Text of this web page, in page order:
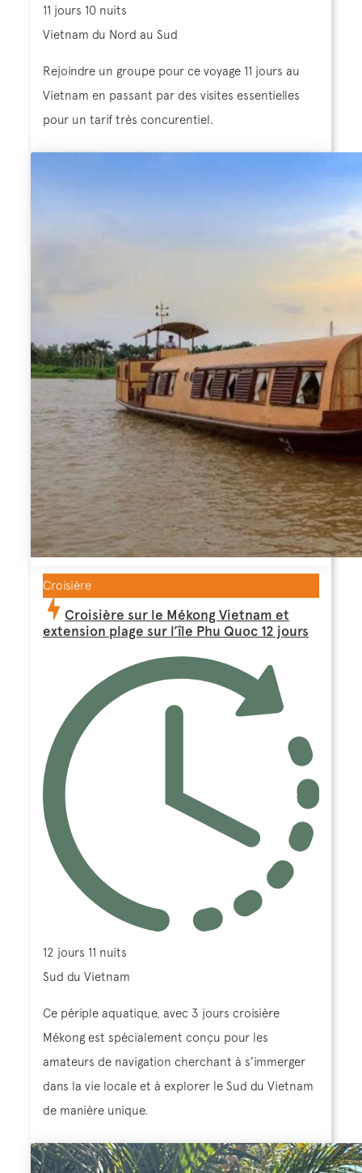
11 jours 10 nuits
Vietnam du Nord au Sud
Rejoindre un groupe pour ce voyage 11 jours au
Vietnam en passant par des visites essentielles
pour un tarif très concurentiel.
Croisière
Croisière sur le Mékong Vietnam et
extension plage sur l’île Phu Quoc 12 jours
12 jours 11 nuits
Sud du Vietnam
Ce périple aquatique, avec 3 jours croisière
Mékong est spécialement conçu pour les
amateurs de navigation cherchant à s’immerger
dans la vie locale et à explorer le Sud du Vietnam
de manière unique.